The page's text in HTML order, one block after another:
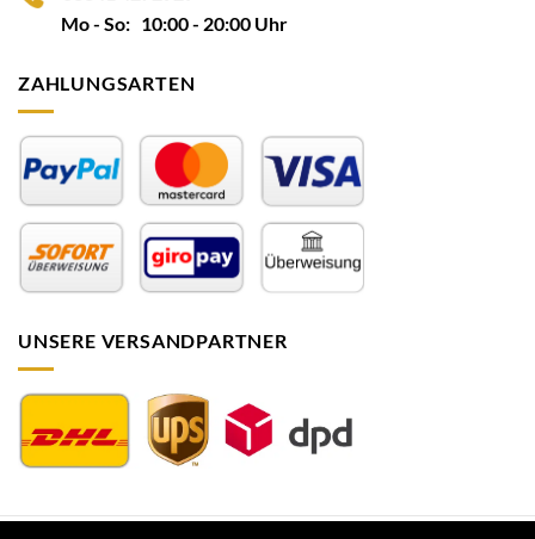
Mo - So: 10:00 - 20:00 Uhr
ZAHLUNGSARTEN
UNSERE VERSANDPARTNER